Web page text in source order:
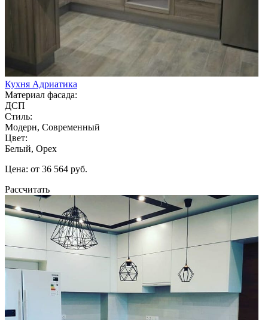
Кухня Адриатика
Материал фасада:
ДСП
Стиль:
Модерн, Современный
Цвет:
Белый, Орех
Цена: от 36 564 руб.
Рассчитать